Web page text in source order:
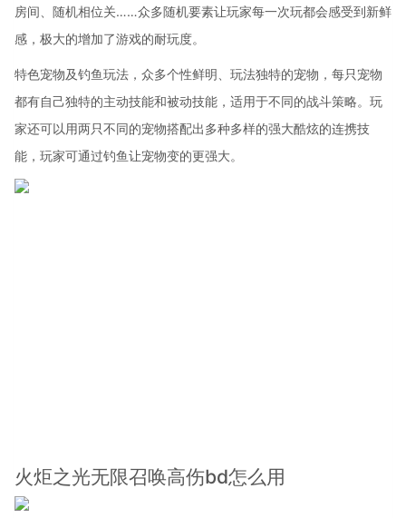
房间、随机相位关……众多随机要素让玩家每一次玩都会感受到新鲜
感，极大的增加了游戏的耐玩度。
特色宠物及钓鱼玩法，众多个性鲜明、玩法独特的宠物，每只宠物
都有自己独特的主动技能和被动技能，适用于不同的战斗策略。玩
家还可以用两只不同的宠物搭配出多种多样的强大酷炫的连携技
能，玩家可通过钓鱼让宠物变的更强大。
火炬之光无限召唤高伤bd怎么用